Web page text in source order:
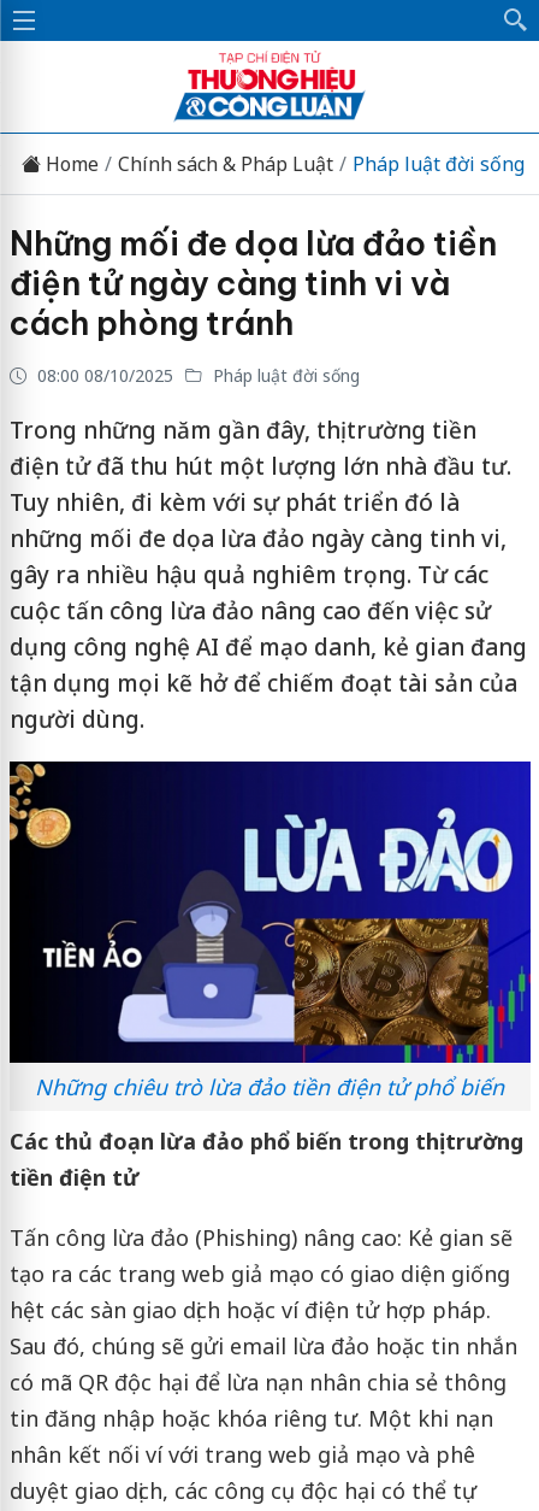
Home Chính sách & Pháp Luật Pháp luật đời sống
Những mối đe dọa lừa đảo tiền
điện tử ngày càng tinh vi và
cách phòng tránh
08:00 08/10/2025 Pháp luật đời sống
Trong những năm gần đây, thị trường tiền
điện tử đã thu hút một lượng lớn nhà đầu tư.
Tuy nhiên, đi kèm với sự phát triển đó là
những mối đe dọa lừa đảo ngày càng tinh vi,
gây ra nhiều hậu quả nghiêm trọng. Từ các
cuộc tấn công lừa đảo nâng cao đến việc sử
dụng công nghệ AI để mạo danh, kẻ gian đang
tận dụng mọi kẽ hở để chiếm đoạt tài sản của
người dùng.
Những chiêu trò lừa đảo tiền điện tử phổ biến
Các thủ đoạn lừa đảo phổ biến trong thị trường
tiền điện tử
Tấn công lừa đảo (Phishing) nâng cao: Kẻ gian sẽ
tạo ra các trang web giả mạo có giao diện giống
hệt các sàn giao dịch hoặc ví điện tử hợp pháp.
Sau đó, chúng sẽ gửi email lừa đảo hoặc tin nhắn
có mã QR độc hại để lừa nạn nhân chia sẻ thông
tin đăng nhập hoặc khóa riêng tư. Một khi nạn
nhân kết nối ví với trang web giả mạo và phê
duyệt giao dịch, các công cụ độc hại có thể tự